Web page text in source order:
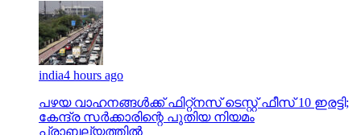
india4 hours ago
പഴയ വാഹനങ്ങള്‍ക്ക് ഫിറ്റ്‌നസ് ടെസ്റ്റ് ഫീസ് 10 ഇരട്ടി;
കേന്ദ്ര സര്‍ക്കാരിന്റെ പുതിയ നിയമം
പ്രാബല്യത്തില്‍